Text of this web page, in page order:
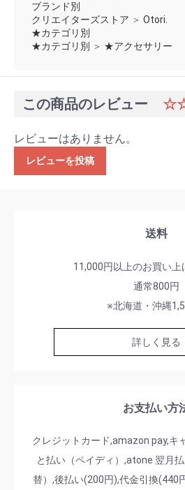
ブランド別
クリエイターズストア ＞ Otori.
★カテゴリ別
★カテゴリ別 ＞ ★アクセサリー
この商品のレビュー
レビューはありません。
レビューを投稿
送料
11,000円以上のお買い上
通常800円
※北海道・沖縄
詳しく見る
お支払い方
クレジットカード,amazon pay,キ
と払い（ペイディ）,atone 翌月
替）,後払い(200円),代金引換(440